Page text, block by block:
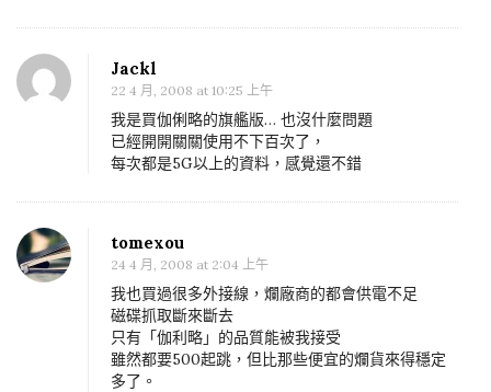
注
意
Jackl
22 4 月, 2008 at 10:25 上午
我是買伽俐略的旗艦版… 也沒什麼問題
已經開開關關使用不下百次了，
每次都是5G以上的資料，感覺還不錯
tomexou
24 4 月, 2008 at 2:04 上午
我也買過很多外接線，爛廠商的都會供電不足
磁碟抓取斷來斷去
只有「伽利略」的品質能被我接受
雖然都要500起跳，但比那些便宜的爛貨來得穩定
多了。